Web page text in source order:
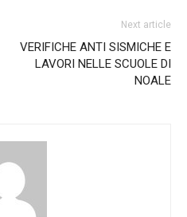
Next article
VERIFICHE ANTI SISMICHE E
LAVORI NELLE SCUOLE DI
NOALE